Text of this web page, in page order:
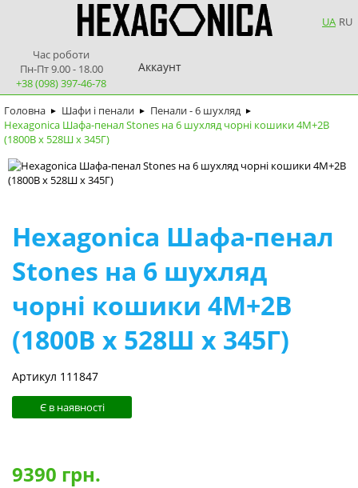
UA RU
Час роботи
Пн-Пт 9.00 - 18.00
+38 (098) 397-46-78
Аккаунт
Головна ► Шафи і пенали ► Пенали - 6 шухляд ►
Hexagonica Шафа-пенал Stones на 6 шухляд чорні кошики 4М+2В
(1800В х 528Ш х 345Г)
Hexagonica Шафа-пенал
Stones на 6 шухляд
чорні кошики 4М+2В
(1800В х 528Ш х 345Г)
Артикул 111847
Є в наявності
9390 грн.